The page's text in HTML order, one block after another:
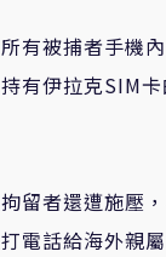
有被捕者手機
有伊拉克SIM
留者還遭施壓
電話給海外親